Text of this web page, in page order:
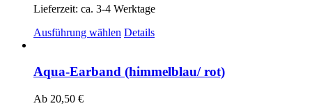
Produktseite
werden
Lieferzeit: ca. 3-4 Werktage
Ausführung wählen Dieses
mehrere
Varianten
Details
Aqua-Earband (himmelblau/ rot)
Ab 20,50 €